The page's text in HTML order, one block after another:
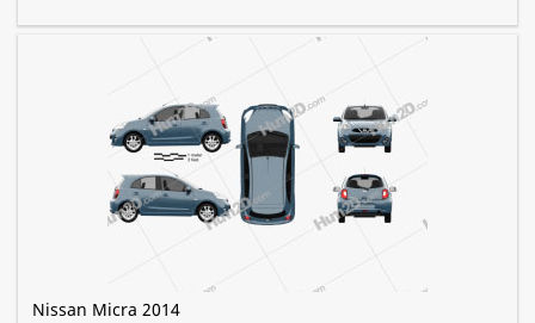
Nissan Micra 2014